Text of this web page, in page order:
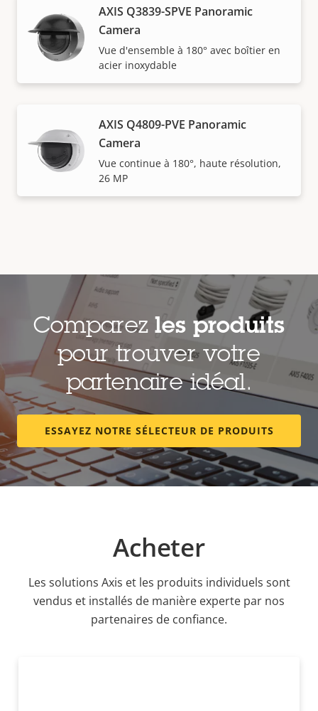
AXIS Q3839-SPVE Panoramic
Camera
Vue d'ensemble à 180° avec boîtier en
acier inoxydable
AXIS Q4809-PVE Panoramic
Camera
Vue continue à 180°, haute résolution,
26 MP
Comparez les produits
pour trouver votre
partenaire idéal.
ESSAYEZ NOTRE SÉLECTEUR DE PRODUITS
Acheter
Les solutions Axis et les produits individuels sont
vendus et installés de manière experte par nos
partenaires de confiance.